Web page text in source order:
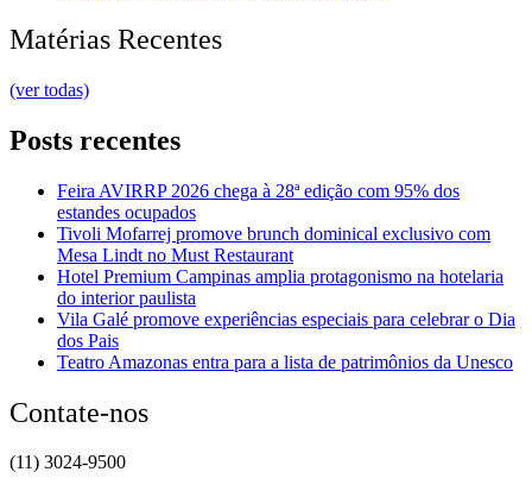
Matérias Recentes
(ver todas)
Posts recentes
Feira AVIRRP 2026 chega à 28ª edição com 95% dos
estandes ocupados
Tivoli Mofarrej promove brunch dominical exclusivo com
Mesa Lindt no Must Restaurant
Hotel Premium Campinas amplia protagonismo na hotelaria
do interior paulista
Vila Galé promove experiências especiais para celebrar o Dia
dos Pais
Teatro Amazonas entra para a lista de patrimônios da Unesco
Contate-nos
(11) 3024-9500